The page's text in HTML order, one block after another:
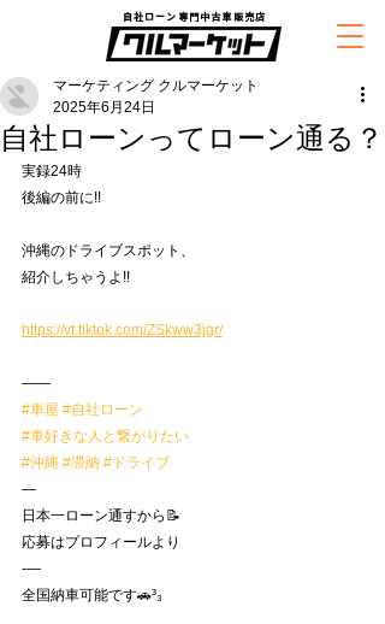
自社ローン専門中古車販売店
自社ローンってローン通る？
マーケティング クルマーケット
2025年6月24日
実録24時
後編の前に!!
沖縄のドライブスポット、
紹介しちゃうよ!!
https://vt.tiktok.com/ZSkww3jgr/
——
#車屋 #自社ローン
#車好きな人と繋がりたい
#沖縄 #滞納 #ドライブ
—
日本一ローン通すから📝
応募はプロフィールより
-—
全国納車可能です🚗³₃